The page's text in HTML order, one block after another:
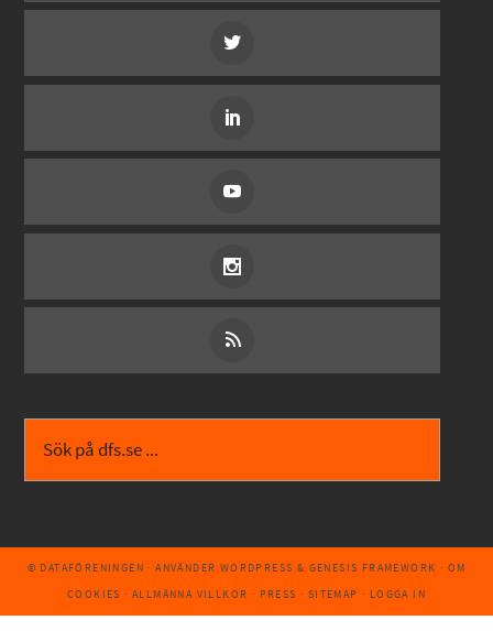
© DATAFÖRENINGEN · ANVÄNDER WORDPRESS & GENESIS FRAMEWORK · OM
COOKIES · ALLMÄNNA VILLKOR · PRESS · SITEMAP · LOGGA IN